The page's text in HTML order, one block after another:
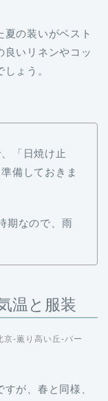
の装いがベスト
良いリネンやコッ
ょう。
「日焼け止
備しておきま
期なので、雨
温と服装
-薫り高い丘-パー
が、春と同様、